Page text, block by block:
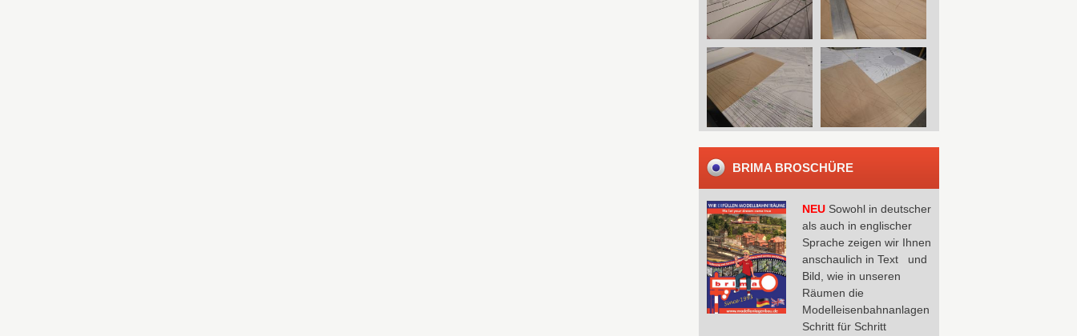
BRIMA BROSCHÜRE
NEU Sowohl in deutscher
als auch in englischer
Sprache zeigen wir Ihnen
anschaulich in Text und
Bild, wie in unseren
Räumen die
Modelleisenbahnanlagen
Schritt für Schritt